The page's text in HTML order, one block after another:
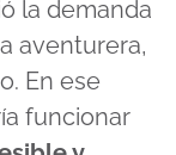
la demanda
aventurera,
En ese
funcionar